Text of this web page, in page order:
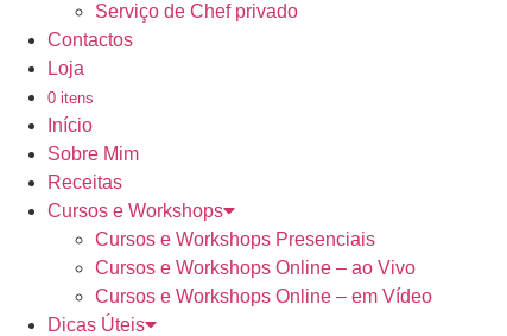
Serviço de Chef privado
Contactos
Loja
0 itens
Início
Sobre Mim
Receitas
Cursos e Workshops
Cursos e Workshops Presenciais
Cursos e Workshops Online – ao Vivo
Cursos e Workshops Online – em Vídeo
Dicas Úteis